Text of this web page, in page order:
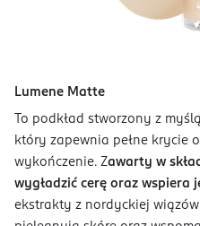
Lumene Matte
To podkład stworzony z
który zapewnia pełne krycie
wykończenie. Zawarty w
wygładzić cerę oraz wspiera
ekstrakty z nordyckiej